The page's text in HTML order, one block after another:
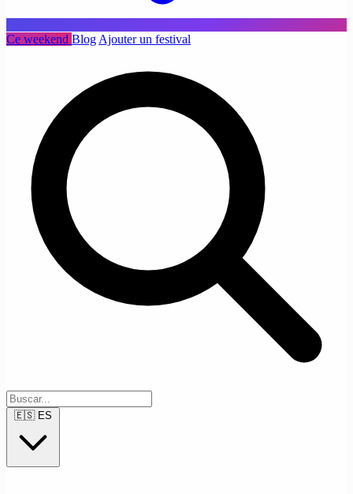
Ce weekend Blog Ajouter un festival
🇪🇸 ES